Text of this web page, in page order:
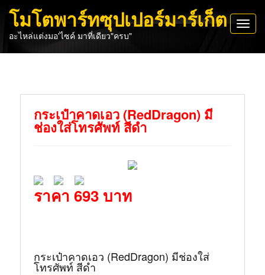
โมโตพาร์ทซุปเปอร์มาร์เก็ต
อะไหล่แต่งมอ'ไซค์ มาที่เดียว"ครบ"
กระเป๋าคาดเอว (RedDragon) มี
ช่องใส่โทรศัพท์ สีดำ
ราคา 693 บาท
กระเป๋าคาดเอว (RedDragon) มีช่องใส่
โทรศัพท์ สีดำ